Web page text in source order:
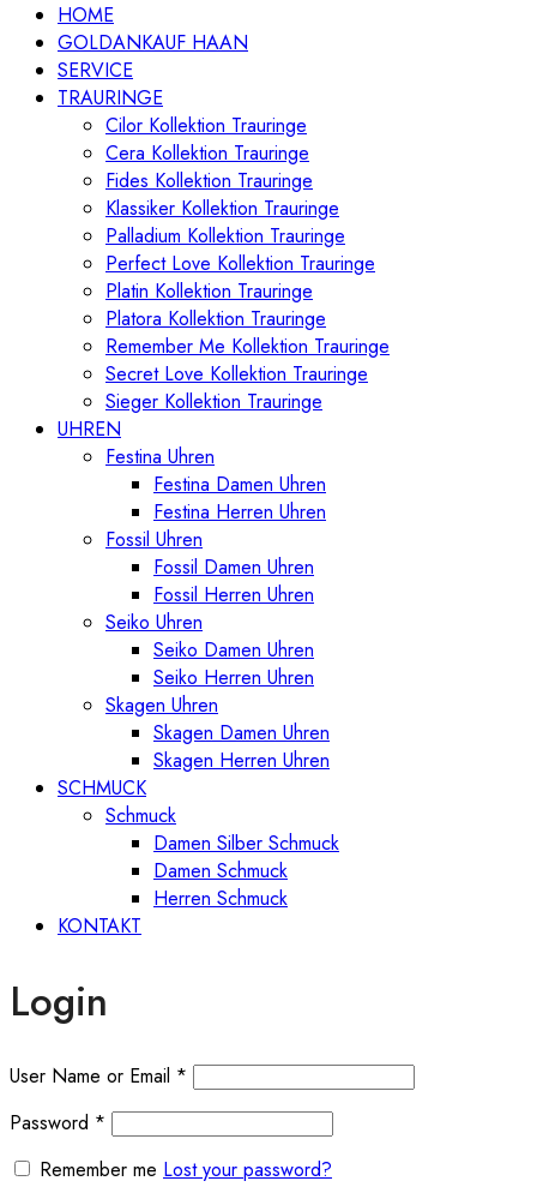
HOME
GOLDANKAUF HAAN
SERVICE
TRAURINGE
Cilor Kollektion Trauringe
Cera Kollektion Trauringe
Fides Kollektion Trauringe
Klassiker Kollektion Trauringe
Palladium Kollektion Trauringe
Perfect Love Kollektion Trauringe
Platin Kollektion Trauringe
Platora Kollektion Trauringe
Remember Me Kollektion Trauringe
Secret Love Kollektion Trauringe
Sieger Kollektion Trauringe
UHREN
Festina Uhren
Festina Damen Uhren
Festina Herren Uhren
Fossil Uhren
Fossil Damen Uhren
Fossil Herren Uhren
Seiko Uhren
Seiko Damen Uhren
Seiko Herren Uhren
Skagen Uhren
Skagen Damen Uhren
Skagen Herren Uhren
SCHMUCK
Schmuck
Damen Silber Schmuck
Damen Schmuck
Herren Schmuck
KONTAKT
Login
User Name or Email *
Password *
Remember me Lost your password?